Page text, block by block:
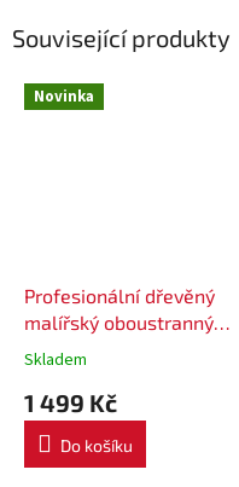
Související produkty
Novinka
Profesionální dřevěný
malířský oboustranný
žebřík 2x4 stupňový
Skladem
1 499 Kč
Do košíku